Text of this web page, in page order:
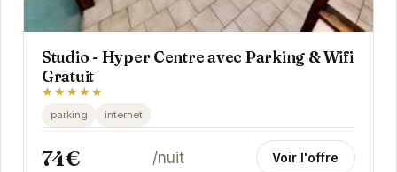
Studio - Hyper Centre avec Parking & Wifi
Gratuit
★★★★★
parking internet
74€ /nuit Voir l'offre